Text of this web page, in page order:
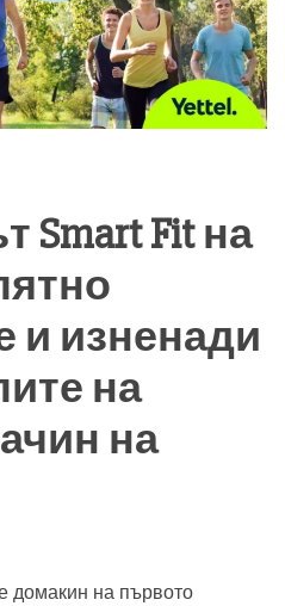
Smart Fit на
и изненади
на
на
на първото